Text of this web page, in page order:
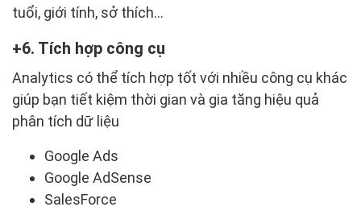
tuổi, giới tính, sở thích…
6. Tích hợp công cụ
Analytics có thể tích hợp tốt với nhiều công cụ khác
giúp bạn tiết kiệm thời gian và gia tăng hiệu quả
phân tích dữ liệu
Google Ads
Google AdSense
SalesForce